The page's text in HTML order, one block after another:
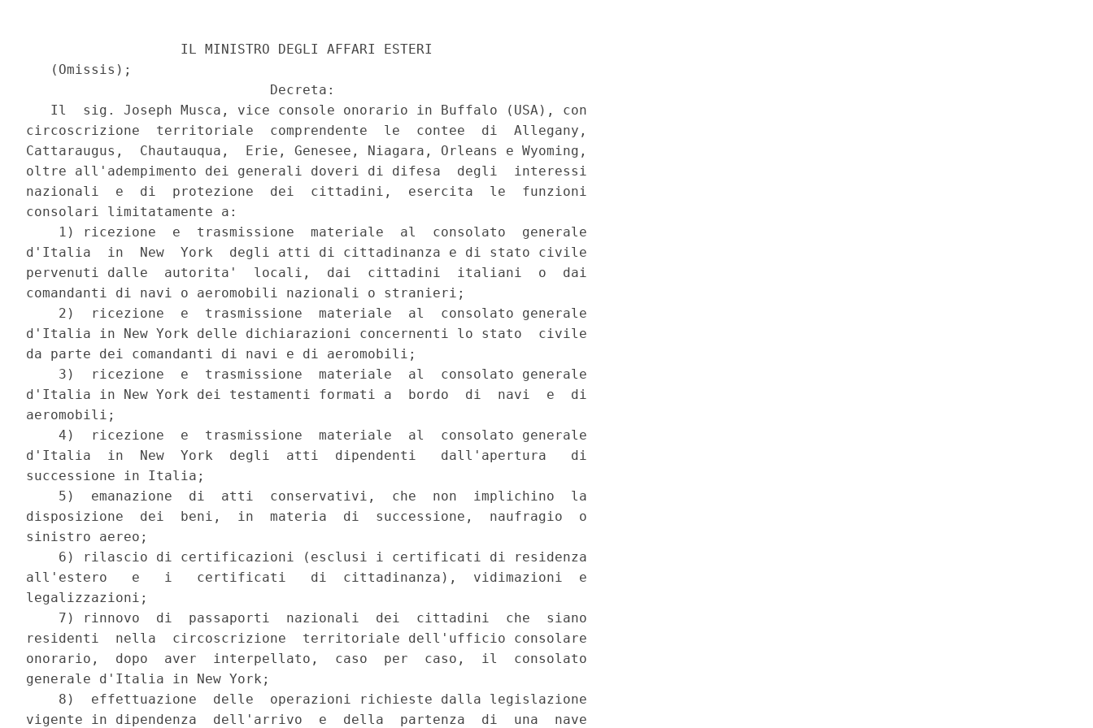
                   IL MINISTRO DEGLI AFFARI ESTERI
   (Omissis);
                              Decreta:
   Il  sig. Joseph Musca, vice console onorario in Buffalo (USA), con
circoscrizione  territoriale  comprendente  le  contee  di  Allegany,
Cattaraugus,  Chautauqua,  Erie, Genesee, Niagara, Orleans e Wyoming,
oltre all'adempimento dei generali doveri di difesa  degli  interessi
nazionali  e  di  protezione  dei  cittadini,  esercita  le  funzioni
consolari limitatamente a:
    1) ricezione  e  trasmissione  materiale  al  consolato  generale
d'Italia  in  New  York  degli atti di cittadinanza e di stato civile
pervenuti dalle  autorita'  locali,  dai  cittadini  italiani  o  dai
comandanti di navi o aeromobili nazionali o stranieri;
    2)  ricezione  e  trasmissione  materiale  al  consolato generale
d'Italia in New York delle dichiarazioni concernenti lo stato  civile
da parte dei comandanti di navi e di aeromobili;
    3)  ricezione  e  trasmissione  materiale  al  consolato generale
d'Italia in New York dei testamenti formati a  bordo  di  navi  e  di
aeromobili;
    4)  ricezione  e  trasmissione  materiale  al  consolato generale
d'Italia  in  New  York  degli  atti  dipendenti   dall'apertura   di
successione in Italia;
    5)  emanazione  di  atti  conservativi,  che  non  implichino  la
disposizione  dei  beni,  in  materia  di  successione,  naufragio  o
sinistro aereo;
    6) rilascio di certificazioni (esclusi i certificati di residenza
all'estero   e   i   certificati   di  cittadinanza),  vidimazioni  e
legalizzazioni;
    7) rinnovo  di  passaporti  nazionali  dei  cittadini  che  siano
residenti  nella  circoscrizione  territoriale dell'ufficio consolare
onorario,  dopo  aver  interpellato,  caso  per  caso,  il  consolato
generale d'Italia in New York;
    8)  effettuazione  delle  operazioni richieste dalla legislazione
vigente in dipendenza  dell'arrivo  e  della  partenza  di  una  nave